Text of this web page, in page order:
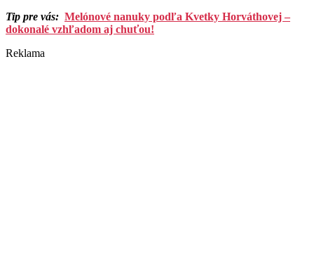
Tip pre vás: Melónové nanuky podľa Kvetky Horváthovej –
dokonalé vzhľadom aj chuťou!
Reklama